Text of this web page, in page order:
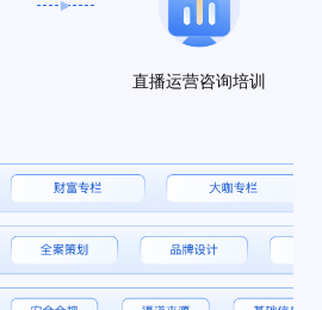
直播运营咨询培训